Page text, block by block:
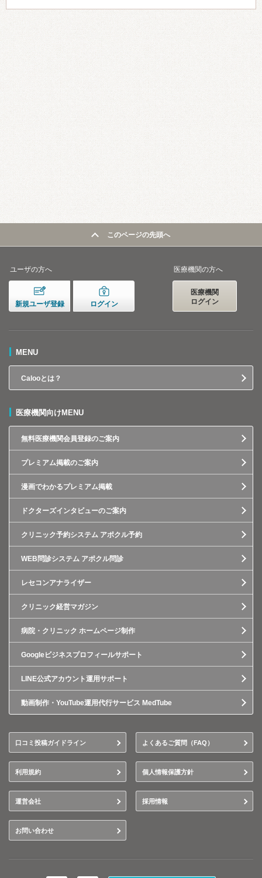
このページの先頭へ
ユーザの方へ
新規ユーザ登録 ログイン
医療機関の方へ
医療機関
ログイン
MENU
Calooとは？
医療機関向けMENU
無料医療機関会員登録のご案内
プレミアム掲載のご案内
漫画でわかるプレミアム掲載
ドクターズインタビューのご案内
クリニック予約システム アポクル予約
WEB問診システム アポクル問診
レセコンアナライザー
クリニック経営マガジン
病院・クリニック ホームページ制作
Googleビジネスプロフィールサポート
LINE公式アカウント運用サポート
動画制作・YouTube運用代行サービス MedTube
口コミ投稿ガイドライン よくあるご質問（FAQ）
利用規約 個人情報保護方針
運営会社 採用情報
お問い合わせ